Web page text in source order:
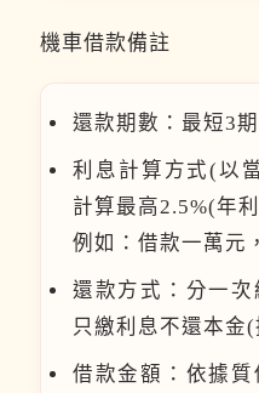
機車借款備註
還款期數：最短3
利息計算方式(以
計算最高2.5%(年
例如：借款一萬元
還款方式：分一
只繳利息不還本金
借款金額：依據